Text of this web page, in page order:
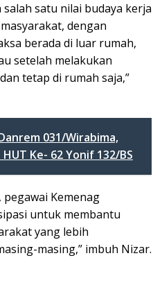
satu nilai budaya kerja
dengan
berada di luar rumah,
setelah melakukan
tetap di rumah saja,”
031/Wirabima,
Ke- 62 Yonif 132/BS
Kemenag
untuk membantu
yang lebih
masing,” imbuh Nizar.